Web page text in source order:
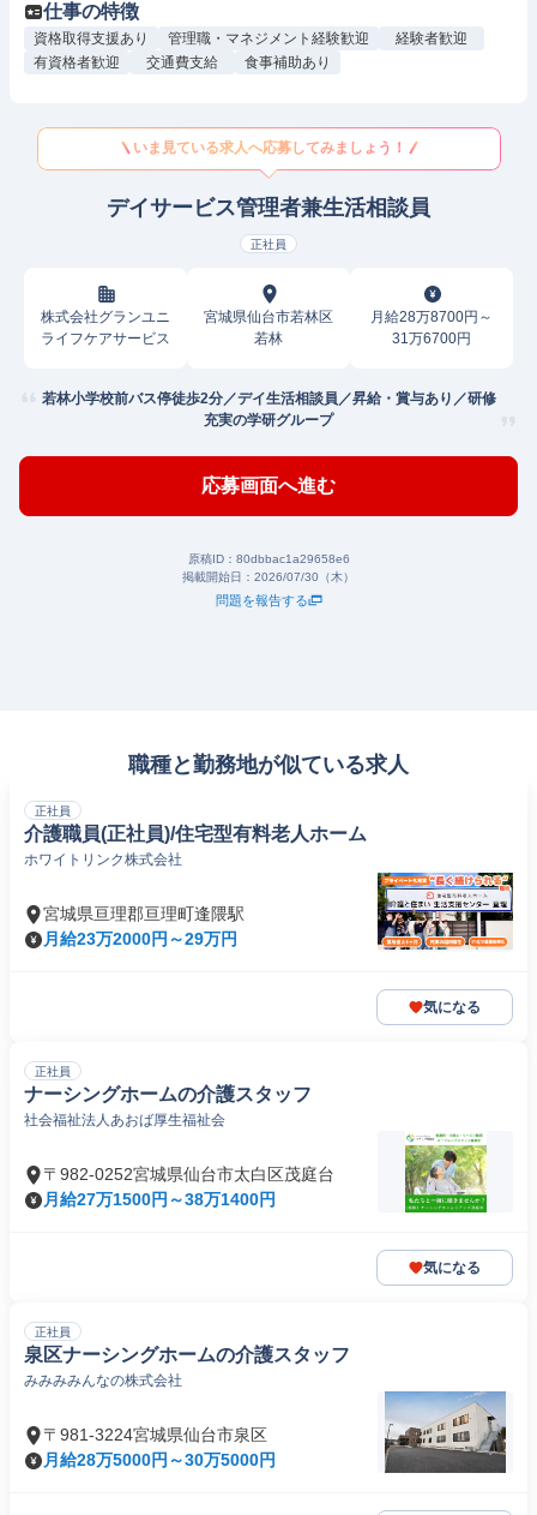
仕事の特徴
資格取得支援あり 管理職・マネジメント経験歓迎
経験者歓迎
有資格者歓迎
交通費支給 食事補助あり
いま見ている求人へ応募してみましょう！
デイサービス管理者兼生活相談員
正社員
株式会社グランユニ
ライフケアサービス
宮城県仙台市若林区
若林
月給28万8700円～
31万6700円
若林小学校前バス停徒歩2分／デイ生活相談員／昇給・賞与あり／研修
充実の学研グループ
応募画面へ進む
原稿ID： 80dbbac1a29658e6
掲載開始日： 2026/07/30（木）
問題を報告する
職種と勤務地が似ている求人
正社員
介護職員(正社員)/住宅型有料老人ホーム
ホワイトリンク株式会社
宮城県亘理郡亘理町逢隈駅
月給23万2000円～29万円
気になる
正社員
ナーシングホームの介護スタッフ
社会福祉法人あおば厚生福祉会
〒982-0252宮城県仙台市太白区茂庭台
月給27万1500円～38万1400円
気になる
正社員
泉区ナーシングホームの介護スタッフ
みみみみんなの株式会社
〒981-3224宮城県仙台市泉区
月給28万5000円～30万5000円